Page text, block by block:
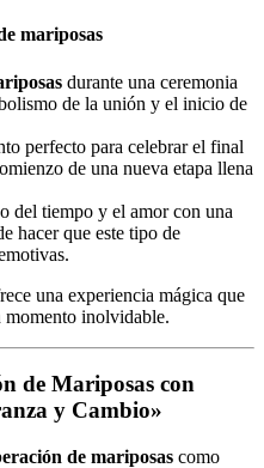
mariposas
durante una ceremonia
de la unión y el inicio de
perfecto para celebrar el final
de una nueva etapa llena
del tiempo y el amor con una
hacer que este tipo de
una experiencia mágica que
momento inolvidable.
de Mariposas con
y Cambio»
de mariposas como